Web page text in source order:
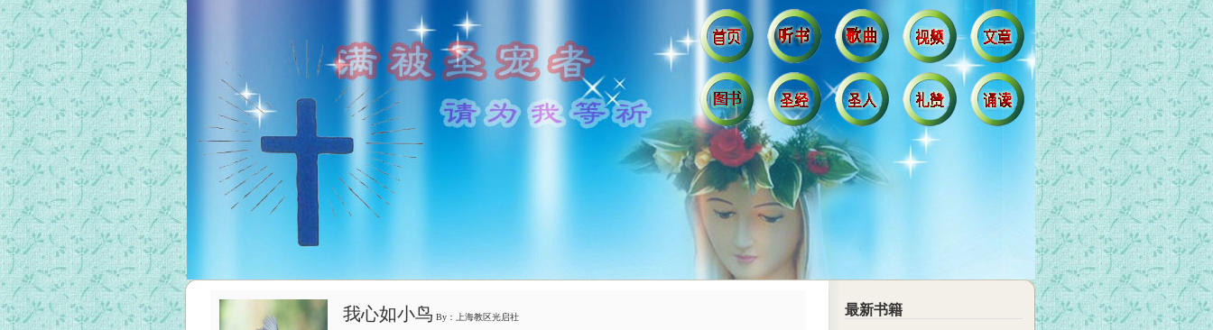
我心如小鸟 By：上海教区光启社 最新书籍